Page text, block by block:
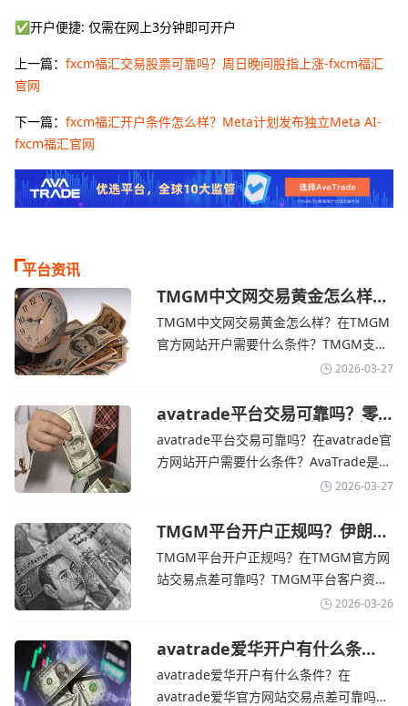
✅开户便捷: 仅需在网上3分钟即可开户
上一篇： fxcm福汇交易股票可靠吗？周日晚间股指上涨-fxcm福汇
官网
下一篇： fxcm福汇开户条件怎么样？Meta计划发布独立Meta AI-
fxcm福汇官网
平台资讯
TMGM中文网交易黄金怎么样？
金价下跌，市场评估伊朗停火前
景-TMGM官网
TMGM中文网交易黄金怎么样？在TMGM
官方网站开户需要什么条件？‌‌‌TMGM支持
全球主流的MT4/MT5平台，同时提供功能
险管理工具。通过TMGM官网交易资讯了
解，金价周四回落，受​美元走强和油价上
涨，使通胀担忧保持不变‌对加息的持续预
2026-03-27
avatrade平台交易可靠吗？零
售企业称中东地区冲突正推高成
本avatrade官网
avatrade平台交易可靠吗？在avatrade官
方网站开户需要什么条件？‌‌‌AvaTrade是一
个在交易优势和可靠性两方面都非常均衡
在学习和探索中成长的新手交易者。通过
avatrade官网交易资讯了解，零售企业警
告称，中东地区的冲突正在推高成本，如
2026-03-27
TMGM平台开户正规吗？伊朗仍
拒绝与美国直接谈判-TMGM官
网
TMGM平台开户正规吗？在TMGM官方网
站交易点差可靠吗？‌‌‌TMGM平台客户资金
存放在澳大利亚国民银行等顶级银行的独
TMGM官网交易资讯了解，伊朗外交部长
表示，尽管德黑兰高级官员正在审查美国
结束战争的提议
2026-03-26
avatrade爱华开户有什么条
件？亚洲市场交易喜忧参半-
avatrade爱华官网
avatrade爱华开户有什么条件？在
avatrade爱华官方网站交易点差可靠吗？‌‌‌